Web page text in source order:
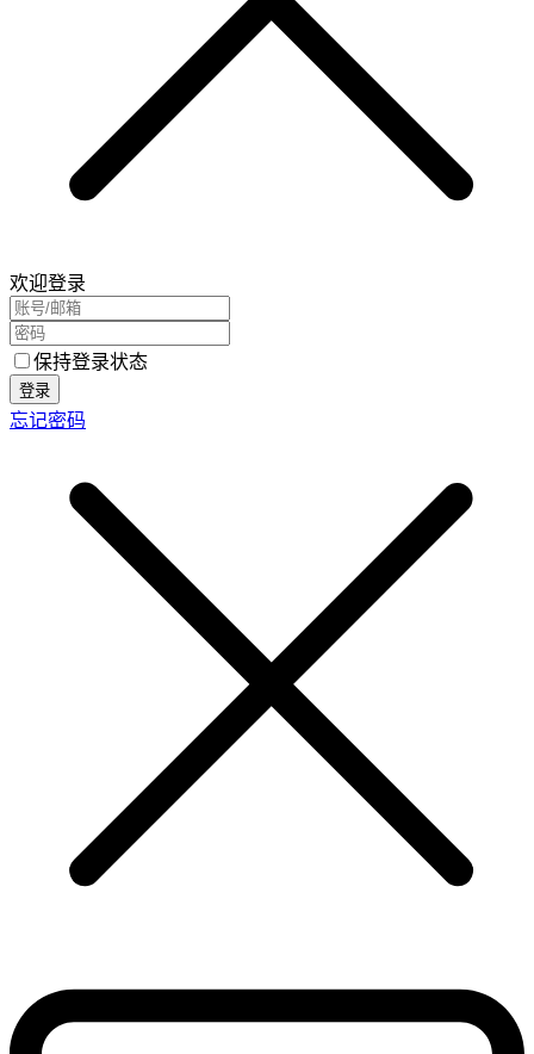
欢迎登录
保持登录状态
登录
忘记密码